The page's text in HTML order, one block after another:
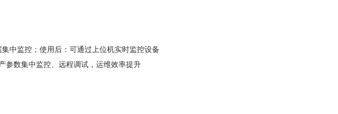
中监控；使用后：可通过上位机实时监控设备
参数集中监控、远程调试，运维效率提升